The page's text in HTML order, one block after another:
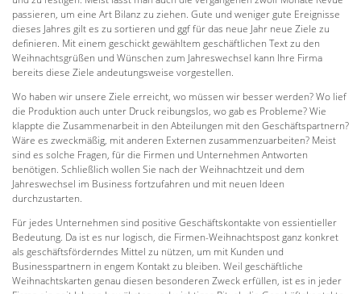
passieren, um eine Art Bilanz zu ziehen. Gute und weniger gute Ereignisse
dieses Jahres gilt es zu sortieren und ggf für das neue Jahr neue Ziele zu
definieren. Mit einem geschickt gewähltem geschäftlichen Text zu den
Weihnachtsgrüßen und Wünschen zum Jahreswechsel kann Ihre Firma
bereits diese Ziele andeutungsweise vorgestellen.
Wo haben wir unsere Ziele erreicht, wo müssen wir besser werden? Wo lief
die Produktion auch unter Druck reibungslos, wo gab es Probleme? Wie
klappte die Zusammenarbeit in den Abteilungen mit den Geschäftspartnern?
Wäre es zweckmäßig, mit anderen Externen zusammenzuarbeiten? Meist
sind es solche Fragen, für die Firmen und Unternehmen Antworten
benötigen. Schließlich wollen Sie nach der Weihnachtzeit und dem
Jahreswechsel im Business fortzufahren und mit neuen Ideen
durchzustarten.
Für jedes Unternehmen sind positive Geschäftskontakte von essientieller
Bedeutung. Da ist es nur logisch, die Firmen-Weihnachtspost ganz konkret
als geschäftsförderndes Mittel zu nützen, um mit Kunden und
Businesspartnern in engem Kontakt zu bleiben. Weil geschäftliche
Weihnachtskarten genau diesen besonderen Zweck erfüllen, ist es in jeder